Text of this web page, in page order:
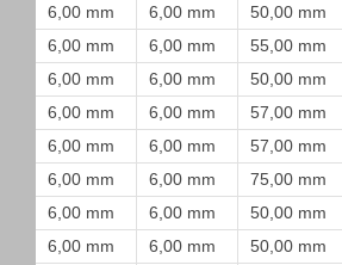
6,00 mm
6,00 mm 50,00 mm
6,00 mm
6,00 mm 55,00 mm
6,00 mm
6,00 mm 50,00 mm
6,00 mm
6,00 mm 57,00 mm
6,00 mm
6,00 mm 57,00 mm
6,00 mm
6,00 mm 75,00 mm
6,00 mm
6,00 mm 50,00 mm
6,00 mm
6,00 mm 50,00 mm